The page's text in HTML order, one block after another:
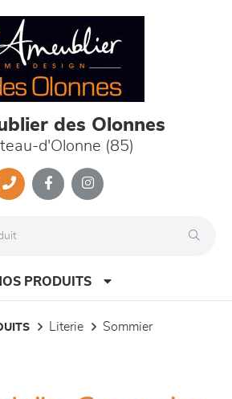
des Olonnes
d'Olonne (85)
PRODUITS
literie
sommier